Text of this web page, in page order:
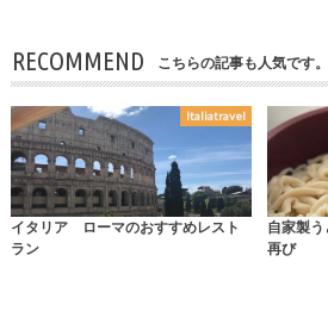
RECOMMEND こちらの記事も人気です。
Italiatravel
イタリア ローマのおすすめレスト
ラン
自家製
再び